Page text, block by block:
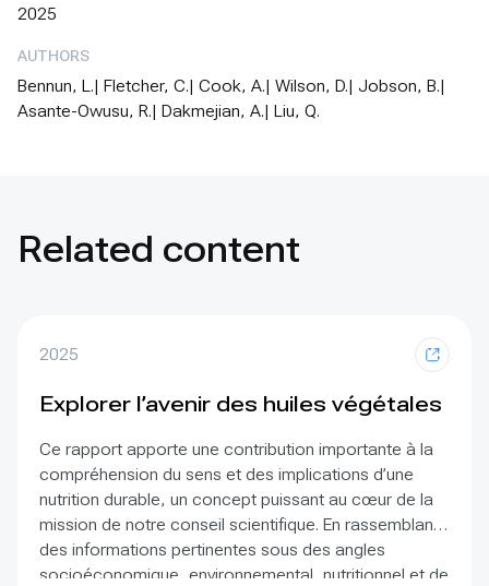
2025
AUTHORS
Bennun, L.| Fletcher, C.| Cook, A.| Wilson, D.| Jobson, B.|
Asante-Owusu, R.| Dakmejian, A.| Liu, Q.
Related content
2025
Explorer l’avenir des huiles végétales
Ce rapport apporte une contribution importante à la
compréhension du sens et des implications d’une
nutrition durable, un concept puissant au cœur de la
mission de notre conseil scientifique. En rassemblant
des informations pertinentes sous des angles
socioéconomique, environnemental, nutritionnel et de